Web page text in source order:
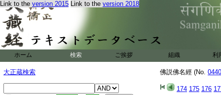
Link to the version 2015 Link to the version 2018
ホーム 検索 ご挨拶 組織 利
大正蔵検索 佛説佛名經 (No.
174 175 176
自在王佛 20 南
南無等蓋佛 南無
南無智山佛 南無
南無聲徳佛 南無無
無梵聲佛 南無衆
南無日面佛 南無
南無梵天佛 南無
善思惟月勝成就王
無無垢稱王佛 南